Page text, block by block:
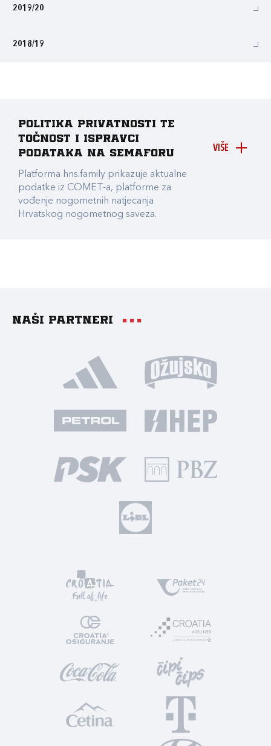
2019/20
2018/19
VIŠE
Politika privatnosti te
točnost i ispravci
podataka na Semaforu
Platforma hns.family prikazuje aktualne
podatke iz COMET-a, platforme za
vođenje nogometnih natjecanja
Hrvatskog nogometnog saveza.
Naši partneri